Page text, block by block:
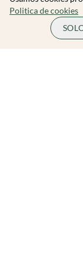
65.00 EUR
Politica de cookies